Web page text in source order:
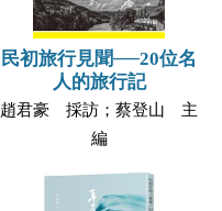
民初旅行見聞──20位名
人的旅行記
趙君豪 採訪；蔡登山 主
編